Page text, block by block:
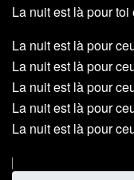
La nuit est là pour toi
La nuit est là pour
La nuit est là pour
La nuit est là pour
La nuit est là pour
La nuit est là pour